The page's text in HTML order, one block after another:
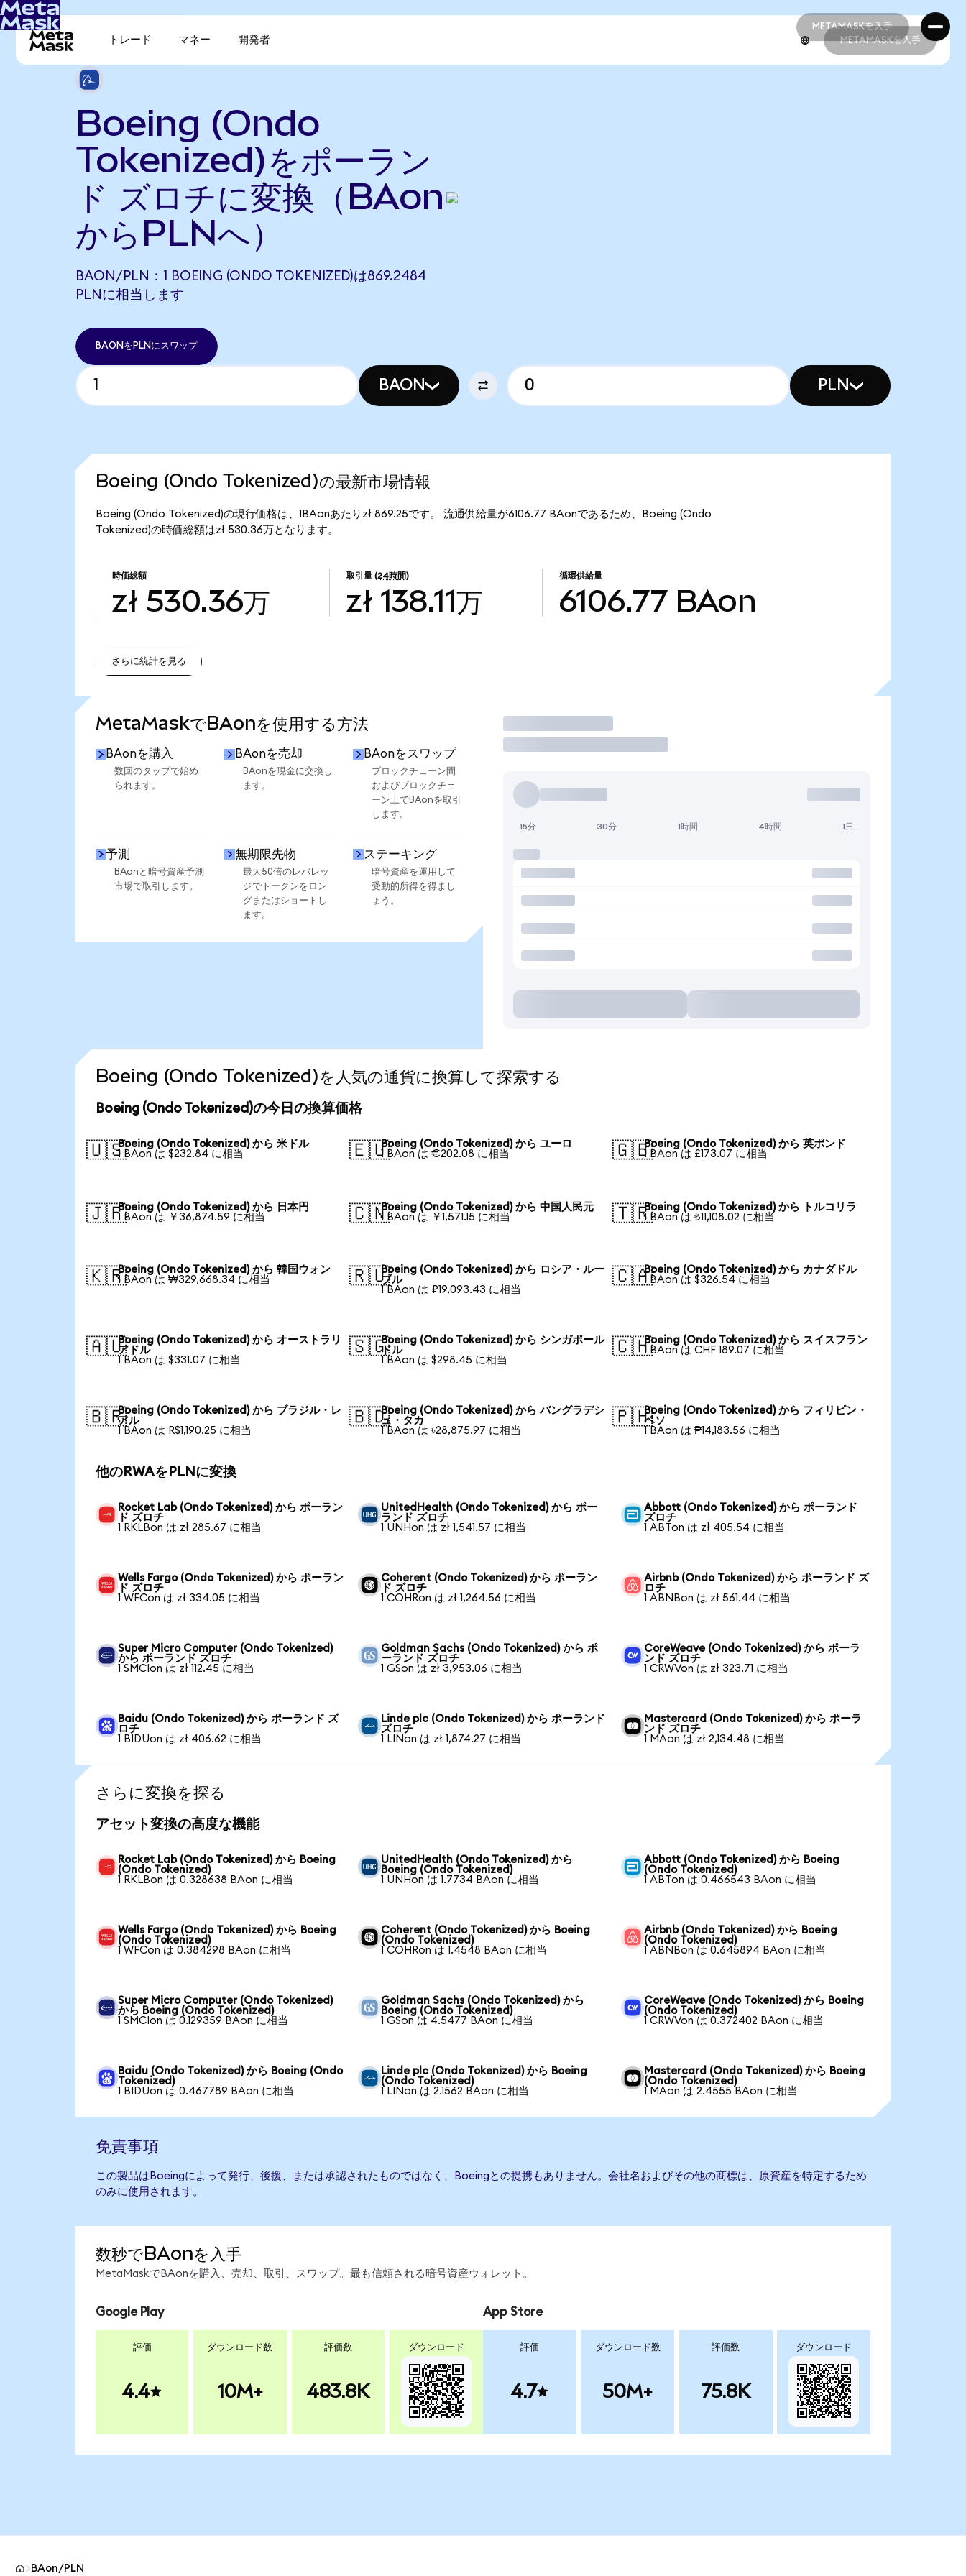
METAMASKを入手
METAMASKを入手
トレード マネー 開発者 METAMASKを入手
Boeing (Ondo
Tokenized)をポーラン
ド ズロチに変換（BAon
からPLNへ）
BAON/PLN：1 BOEING (ONDO TOKENIZED)は869.2484
PLNに相当します
BAONをPLNにスワップ
BAON PLN
Boeing (Ondo Tokenized)の最新市場情報
Boeing (Ondo Tokenized)の現行価格は、1BAonあたりzł 869.25です。 流通供給量が6106.77 BAonであるため、Boeing (Ondo
Tokenized)の時価総額はzł 530.36万となります。
時価総額
zł 530.36万
取引量 (24時間)
zł 138.11万
循環供給量
6106.77 BAon
さらに統計を見る
MetaMaskでBAonを使用する方法
BAonを購入
数回のタップで始め
られます。
BAonを売却
BAonを現金に交換し
ます。
BAonをスワップ
ブロックチェーン間
およびブロックチェ
ーン上でBAonを取引
します。
予測
BAonと暗号資産予測
市場で取引します。
無期限先物
最大50倍のレバレッ
ジでトークンをロン
グまたはショートし
ます。
ステーキング
暗号資産を運用して
受動的所得を得まし
ょう。
取引
15分 30分 1時間 4時間 1日
Boeing (Ondo Tokenized)を人気の通貨に換算して探索する
Boeing (Ondo Tokenized)の今日の換算価格
🇺🇸Boeing (Ondo Tokenized) から 米ドル
1 BAon は $232.84 に相当
🇪🇺Boeing (Ondo Tokenized) から ユーロ
1 BAon は €202.08 に相当
🇬🇧Boeing (Ondo Tokenized) から 英ポンド
1 BAon は £173.07 に相当
🇯🇵Boeing (Ondo Tokenized) から 日本円
1 BAon は ￥36,874.59 に相当
🇨🇳Boeing (Ondo Tokenized) から 中国人民元
1 BAon は ￥1,571.15 に相当
🇹🇷Boeing (Ondo Tokenized) から トルコリラ
1 BAon は ₺11,108.02 に相当
🇰🇷Boeing (Ondo Tokenized) から 韓国ウォン
1 BAon は ₩329,668.34 に相当
🇷🇺Boeing (Ondo Tokenized) から ロシア・ルー
ブル
1 BAon は ₽19,093.43 に相当
🇨🇦Boeing (Ondo Tokenized) から カナダドル
1 BAon は $326.54 に相当
🇦🇺Boeing (Ondo Tokenized) から オーストラリ
アドル
1 BAon は $331.07 に相当
🇸🇬Boeing (Ondo Tokenized) から シンガポール
ドル
1 BAon は $298.45 に相当
🇨🇭Boeing (Ondo Tokenized) から スイスフラン
1 BAon は CHF 189.07 に相当
🇧🇷Boeing (Ondo Tokenized) から ブラジル・レ
アル
1 BAon は R$1,190.25 に相当
🇧🇩Boeing (Ondo Tokenized) から バングラデシ
ュ・タカ
1 BAon は ৳28,875.97 に相当
🇵🇭Boeing (Ondo Tokenized) から フィリピン・
ペソ
1 BAon は ₱14,183.56 に相当
他のRWAをPLNに変換
Rocket Lab (Ondo Tokenized) から ポーラン
ド ズロチ
1 RKLBon は zł 285.67 に相当
UnitedHealth (Ondo Tokenized) から ポー
ランド ズロチ
1 UNHon は zł 1,541.57 に相当
Abbott (Ondo Tokenized) から ポーランド
ズロチ
1 ABTon は zł 405.54 に相当
Wells Fargo (Ondo Tokenized) から ポーラン
ド ズロチ
1 WFCon は zł 334.05 に相当
Coherent (Ondo Tokenized) から ポーラン
ド ズロチ
1 COHRon は zł 1,264.56 に相当
Airbnb (Ondo Tokenized) から ポーランド ズ
ロチ
1 ABNBon は zł 561.44 に相当
Super Micro Computer (Ondo Tokenized)
から ポーランド ズロチ
1 SMCIon は zł 112.45 に相当
Goldman Sachs (Ondo Tokenized) から ポ
ーランド ズロチ
1 GSon は zł 3,953.06 に相当
CoreWeave (Ondo Tokenized) から ポーラ
ンド ズロチ
1 CRWVon は zł 323.71 に相当
Baidu (Ondo Tokenized) から ポーランド ズ
ロチ
1 BIDUon は zł 406.62 に相当
Linde plc (Ondo Tokenized) から ポーランド
ズロチ
1 LINon は zł 1,874.27 に相当
Mastercard (Ondo Tokenized) から ポーラ
ンド ズロチ
1 MAon は zł 2,134.48 に相当
さらに変換を探る
アセット変換の高度な機能
Rocket Lab (Ondo Tokenized) から Boeing
(Ondo Tokenized)
1 RKLBon は 0.328638 BAon に相当
UnitedHealth (Ondo Tokenized) から
Boeing (Ondo Tokenized)
1 UNHon は 1.7734 BAon に相当
Abbott (Ondo Tokenized) から Boeing
(Ondo Tokenized)
1 ABTon は 0.466543 BAon に相当
Wells Fargo (Ondo Tokenized) から Boeing
(Ondo Tokenized)
1 WFCon は 0.384298 BAon に相当
Coherent (Ondo Tokenized) から Boeing
(Ondo Tokenized)
1 COHRon は 1.4548 BAon に相当
Airbnb (Ondo Tokenized) から Boeing
(Ondo Tokenized)
1 ABNBon は 0.645894 BAon に相当
Super Micro Computer (Ondo Tokenized)
から Boeing (Ondo Tokenized)
1 SMCIon は 0.129359 BAon に相当
Goldman Sachs (Ondo Tokenized) から
Boeing (Ondo Tokenized)
1 GSon は 4.5477 BAon に相当
CoreWeave (Ondo Tokenized) から Boeing
(Ondo Tokenized)
1 CRWVon は 0.372402 BAon に相当
Baidu (Ondo Tokenized) から Boeing (Ondo
Tokenized)
1 BIDUon は 0.467789 BAon に相当
Linde plc (Ondo Tokenized) から Boeing
(Ondo Tokenized)
1 LINon は 2.1562 BAon に相当
Mastercard (Ondo Tokenized) から Boeing
(Ondo Tokenized)
1 MAon は 2.4555 BAon に相当
免責事項
この製品はBoeingによって発行、後援、または承認されたものではなく、Boeingとの提携もありません。会社名およびその他の商標は、原資産を特定するため
のみに使用されます。
数秒でBAonを入手
MetaMaskでBAonを購入、売却、取引、スワップ。最も信頼される暗号資産ウォレット。
Google Play
評価
4.4
ダウンロード数
10M+
評価数
483.8K
ダウンロード
App Store
評価
4.7
ダウンロード数
50M+
評価数
75.8K
ダウンロード
BAon/PLN